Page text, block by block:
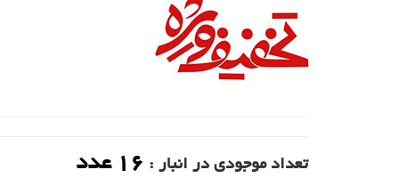
تعداد موجودی در انبار : 16 عدد